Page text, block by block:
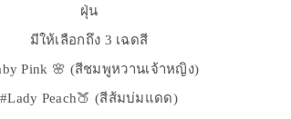
ฝุ่น
มีให้เลือกถึง 3 เฉดสี
Pink 🌸 (สีชมพูหวานเจ้าหญิง)
#Lady Peach🍑 (สีส้มบ่มแดด)